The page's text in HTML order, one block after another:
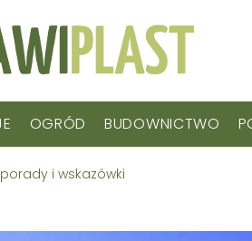
OGRÓD BUDOWNICTWO
i wskazówki